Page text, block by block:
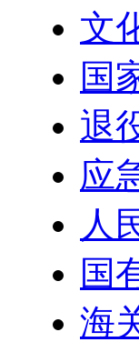
文
国
退
应
人
国
海